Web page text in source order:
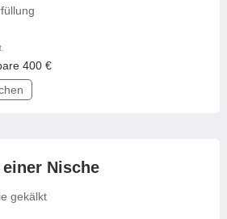
400 €
frei konfigurierbar
Nische
gekälkt